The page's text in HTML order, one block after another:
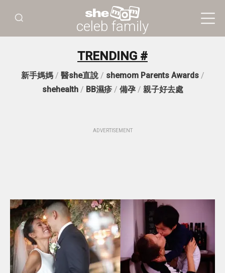
celeb family
TRENDING #
新手媽媽/ 醫she直說/ shemom Parents Awards/
shehealth/ BB濕疹/ 備孕/ 親子好去處
ADVERTISEMENT